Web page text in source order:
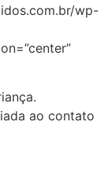
wp-
ao contato